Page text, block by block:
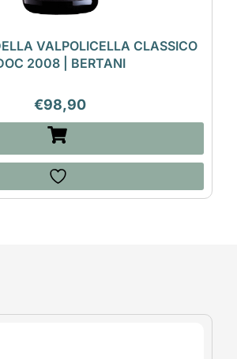
VALPOLICELLA CLASSICO
2008 | BERTANI
€98,90